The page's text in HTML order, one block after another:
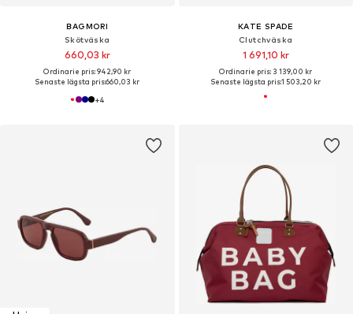
BAGMORI
Skötväska
660,03 kr
Ordinarie pris: 942,90 kr
Senaste lägsta pris:660,03 kr
+4
KATE SPADE
Clutchväska
1 691,10 kr
Ordinarie pris: 3 139,00 kr
Senaste lägsta pris:1 503,20 kr